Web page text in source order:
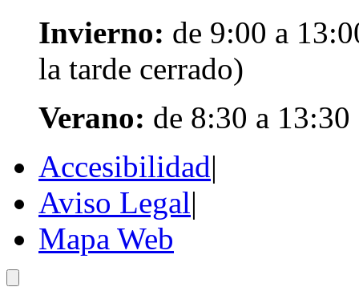
Invierno: de 9:00 a
la tarde cerrado)
Verano: de 8:30 a 13:30
Accesibilidad|
Aviso Legal|
Mapa Web